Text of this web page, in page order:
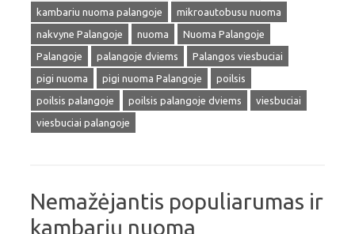
kambariu nuoma palangoje
mikroautobusu nuoma
nakvyne Palangoje
nuoma
Nuoma Palangoje
Palangoje
palangoje dviems
Palangos viesbuciai
pigi nuoma
pigi nuoma Palangoje
poilsis
poilsis palangoje
poilsis palangoje dviems
viesbuciai
viesbuciai palangoje
Nemažėjantis populiarumas ir
kambarių nuoma